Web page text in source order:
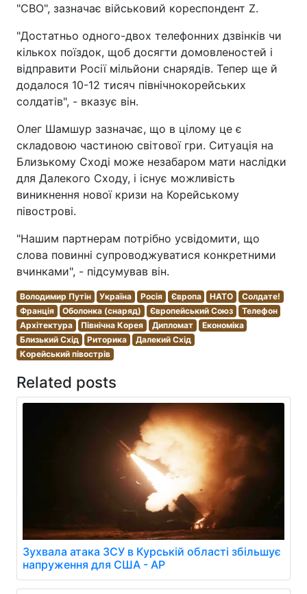
"СВО", зазначає військовий кореспондент Z.
"Достатньо одного-двох телефонних дзвінків чи
кількох поїздок, щоб досягти домовленостей і
відправити Росії мільйони снарядів. Тепер ще й
додалося 10-12 тисяч північнокорейських
солдатів", - вказує він.
Олег Шамшур зазначає, що в цілому це є
складовою частиною світової гри. Ситуація на
Близькому Сході може незабаром мати наслідки
для Далекого Сходу, і існує можливість
виникнення нової кризи на Корейському
півострові.
"Нашим партнерам потрібно усвідомити, що
слова повинні супроводжуватися конкретними
вчинками", - підсумував він.
Володимир Путін Україна Росія Європа НАТО
Солдате!
Франція
Оболонка (снаряд) Європейський Союз
Телефон
Архітектура
Північна Корея Дипломат
Економіка
Близький Схід
Риторика
Далекий Схід
Корейський півострів
Related posts
Зухвала атака ЗСУ в Курській області збільшує
напруження для США - AP